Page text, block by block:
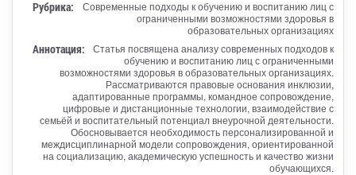
Рубрика:
Современные подходы к обучению и воспитанию лиц с
ограниченными возможностями здоровья в
образовательных организациях
Аннотация:
Статья посвящена анализу современных подходов к
обучению и воспитанию лиц с ограниченными
возможностями здоровья в образовательных организациях.
Рассматриваются правовые основания инклюзии,
адаптированные программы, командное сопровождение,
цифровые и дистанционные технологии, взаимодействие с
семьёй и воспитательный потенциал внеурочной деятельности.
Обосновывается необходимость персонализированной и
междисциплинарной модели сопровождения, ориентированной
на социализацию, академическую успешность и качество жизни
обучающихся.